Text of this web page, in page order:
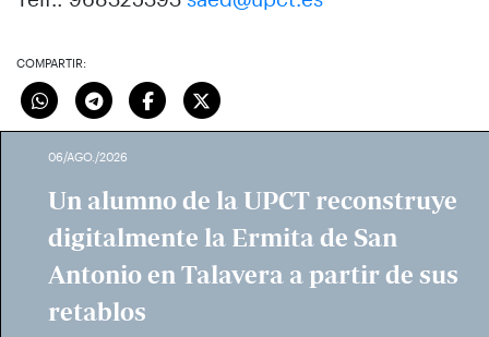
COMPARTIR:
06/AGO./2026
Un alumno de la UPCT reconstruye
digitalmente la Ermita de San
Antonio en Talavera a partir de sus
retablos